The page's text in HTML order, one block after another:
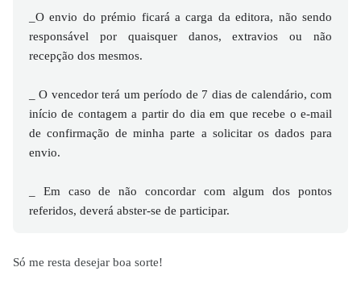
_O envio do prémio ficará a carga da editora, não sendo
responsável por quaisquer danos, extravios ou não
recepção dos mesmos.
_ O vencedor terá um período de 7 dias de calendário, com
início de contagem a partir do dia em que recebe o e-mail
de confirmação de minha parte a solicitar os dados para
envio.
_ Em caso de não concordar com algum dos pontos
referidos, deverá abster-se de participar.
Só me resta desejar boa sorte!